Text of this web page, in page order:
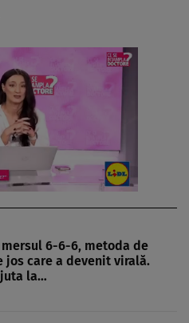
mersul 6-6-6, metoda de
jos care a devenit virală.
la…